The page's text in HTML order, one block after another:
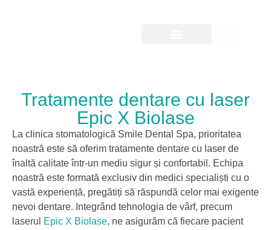
Tratamente dentare cu laser
Epic X Biolase
La clinica stomatologică Smile Dental Spa, prioritatea
noastră este să oferim tratamente dentare cu laser de
înaltă calitate într-un mediu sigur și confortabil. Echipa
noastră este formată exclusiv din medici specialiști cu o
vastă experiență, pregătiți să răspundă celor mai exigente
nevoi dentare. Integrând tehnologia de vârf, precum
laserul
Epic X Biolase, ne asigurăm că fiecare pacient